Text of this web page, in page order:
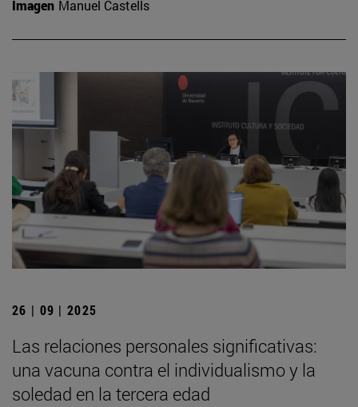
Imagen Manuel Castells
26 | 09 | 2025
Las relaciones personales significativas:
una vacuna contra el individualismo y la
soledad en la tercera edad